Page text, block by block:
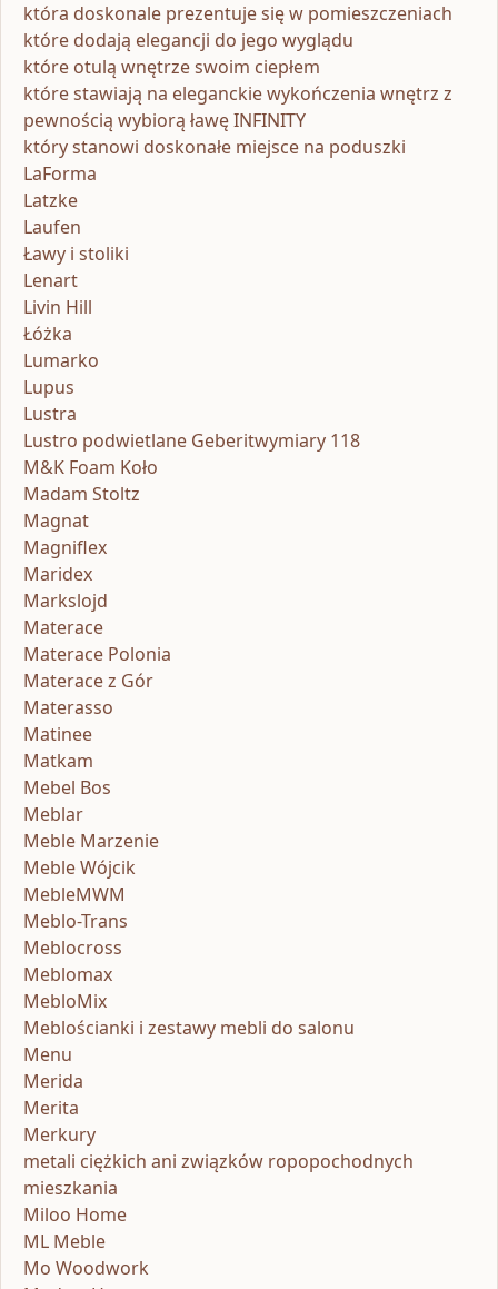
która doskonale prezentuje się w pomieszczeniach
które dodają elegancji do jego wyglądu
które otulą wnętrze swoim ciepłem
które stawiają na eleganckie wykończenia wnętrz z
pewnością wybiorą ławę INFINITY
który stanowi doskonałe miejsce na poduszki
LaForma
Latzke
Laufen
Ławy i stoliki
Lenart
Livin Hill
Łóżka
Lumarko
Lupus
Lustra
Lustro podwietlane Geberitwymiary 118
M&K Foam Koło
Madam Stoltz
Magnat
Magniflex
Maridex
Markslojd
Materace
Materace Polonia
Materace z Gór
Materasso
Matinee
Matkam
Mebel Bos
Meblar
Meble Marzenie
Meble Wójcik
MebleMWM
Meblo-Trans
Meblocross
Meblomax
MebloMix
Meblościanki i zestawy mebli do salonu
Menu
Merida
Merita
Merkury
metali ciężkich ani związków ropopochodnych
mieszkania
Miloo Home
ML Meble
Mo Woodwork